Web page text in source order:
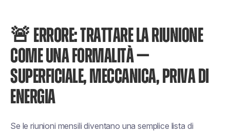
🚨 ERRORE: TRATTARE LA RIUNIONE
COME UNA FORMALITÀ —
SUPERFICIALE, MECCANICA, PRIVA DI
ENERGIA
Se le riunioni mensili diventano una semplice lista di